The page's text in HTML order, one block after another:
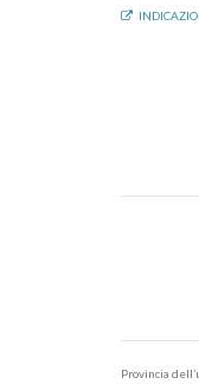
Provincia